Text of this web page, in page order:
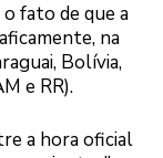
fato de que a
na
Bolívia,
e RR).
a hora oficial